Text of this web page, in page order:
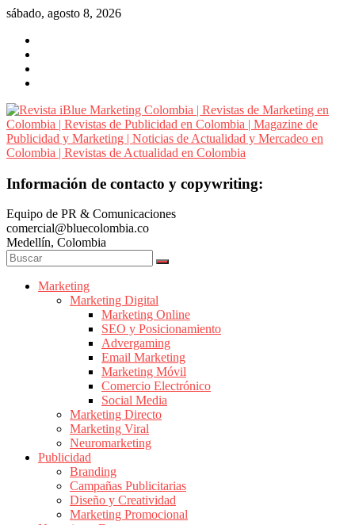
Saltar
contenido
sábado, agosto 8, 2026
Revista
Marketing
Colombia
|
Revistas
Marketing
Publicidad
Colombia
Magazine
Publicidad
Información de contacto y copywriting:
Equipo de PR & Comunicaciones
comercial@bluecolombia.co
Medellín, Colombia
Marketing
Marketing Digital
Marketing Online
SEO y Posicionamiento
Advergaming
Email Marketing
Marketing Móvil
Comercio Electrónico
Social Media
Marketing Directo
Marketing Viral
Neuromarketing
Publicidad
Branding
Campañas Publicitarias
Diseño y Creatividad
Marketing Promocional